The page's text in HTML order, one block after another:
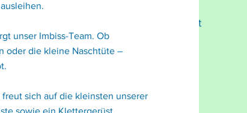
Hallen- und Freibad Wahlstedt
unser Imbiss-Team. Ob
oder die kleine Naschtüte –
freut sich auf die kleinsten unserer
sowie ein Klettergerüst